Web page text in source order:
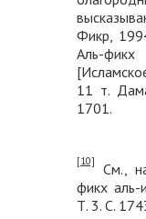
Фикр,
Аль-
11 т.
1701.
[10]
См.,
фикх аль-
Т. 3. С.